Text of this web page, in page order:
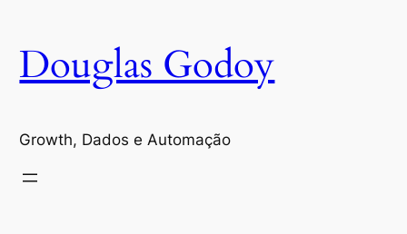
conteúdo
Douglas Godoy
Growth, Dados e Automação